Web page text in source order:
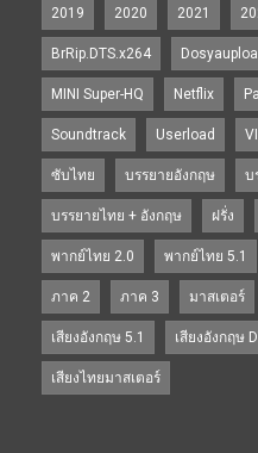
2019 2020 2021
BrRip.DTS.x264
MINI Super-HQ Netflix
Soundtrack Userload
ซับไทย บรรยายอังกฤษ บ
บรรยายไทย + อังกฤษ ฝรั่ง
พากย์ไทย 2.0 พากย์ไทย 5.1
ภาค 2 ภาค 3 มาสเตอร์
เสียงอังกฤษ 5.1 เสียงอังกฤษ
เสียงไทยมาสเตอร์